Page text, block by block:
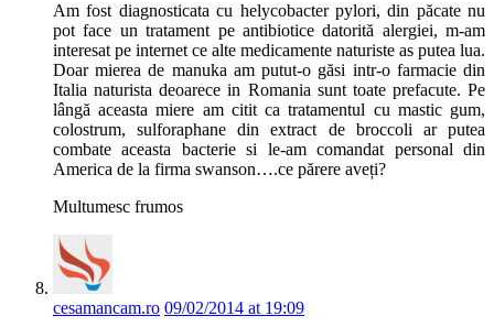
Am fost diagnosticata cu helycobacter pylori, din păcate nu
pot face un tratament pe antibiotice datorită alergiei, m-am
interesat pe internet ce alte medicamente naturiste as putea lua.
Doar mierea de manuka am putut-o găsi intr-o farmacie din
Italia naturista deoarece in Romania sunt toate prefacute. Pe
lângă aceasta miere am citit ca tratamentul cu mastic gum,
colostrum, sulforaphane din extract de broccoli ar putea
combate aceasta bacterie si le-am comandat personal din
America de la firma swanson….ce părere aveți?
Multumesc frumos
cesamancam.ro 09/02/2014 at 19:09